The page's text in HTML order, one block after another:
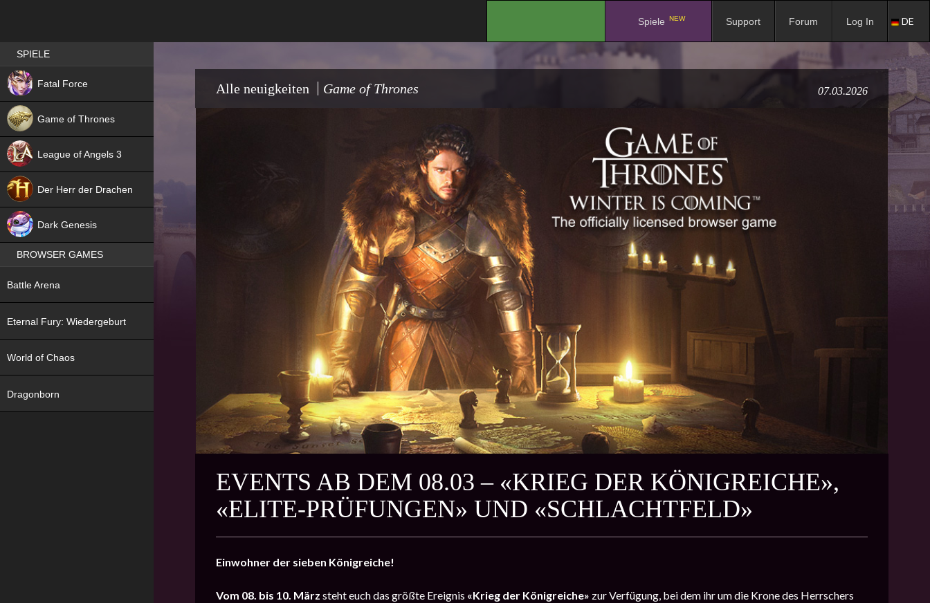
Spiele NEW Support Forum Log In DE
Alle neuigkeiten Game of Thrones 07.03.2026
EVENTS AB DEM 08.03 – «KRIEG DER KÖNIGREICHE»,
«ELITE-PRÜFUNGEN» UND «SCHLACHTFELD»
Einwohner der sieben Königreiche!
Vom 08. bis 10. März steht euch das größte Ereignis «Krieg der Königreiche» zur Verfügung, bei dem ihr um die Krone des Herrschers
Best RPG games in Germany
SPIELE
Fatal Force
Game of Thrones
League of Angels 3
Der Herr der Drachen
Dark Genesis
BROWSER GAMES
Battle Arena
Eternal Fury: Wiedergeburt
World of Chaos
Dragonborn